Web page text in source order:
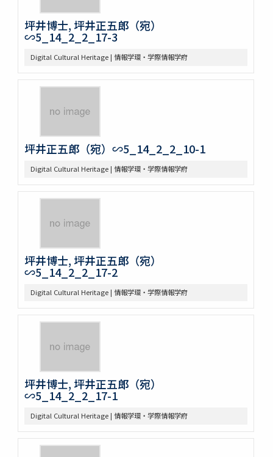
坪井博士, 坪井正五郎（宛）
∽5_14_2_2_17-3
Digital Cultural Heritage | 情報学環・学際情報学府
坪井正五郎（宛）∽5_14_2_2_10-1
Digital Cultural Heritage | 情報学環・学際情報学府
坪井博士, 坪井正五郎（宛）
∽5_14_2_2_17-2
Digital Cultural Heritage | 情報学環・学際情報学府
坪井博士, 坪井正五郎（宛）
∽5_14_2_2_17-1
Digital Cultural Heritage | 情報学環・学際情報学府